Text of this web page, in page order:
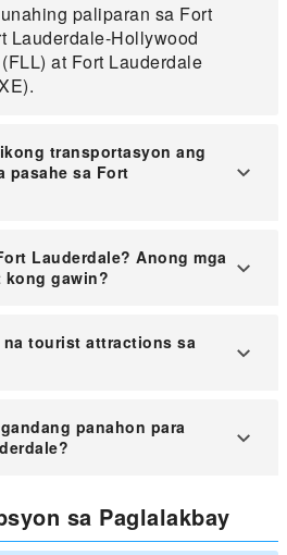
paliparan sa Fort
Lauderdale-Hollywood
at Fort Lauderdale
transportasyon ang
pasahe sa Fort
kang bumili ng mga
ng Broward County
Lauderdale? Anong mga
gawin?
Fort Lauderdale sa mga
turista, ngunit dapat
mga simpleng pagnanakaw.
na tourist attractions sa
na atraksyon ang Fort
Olas Boulevard, Bonnet
panahon para
panahon para bumisita sa
Disyembre hanggang
sa Paglalakbay